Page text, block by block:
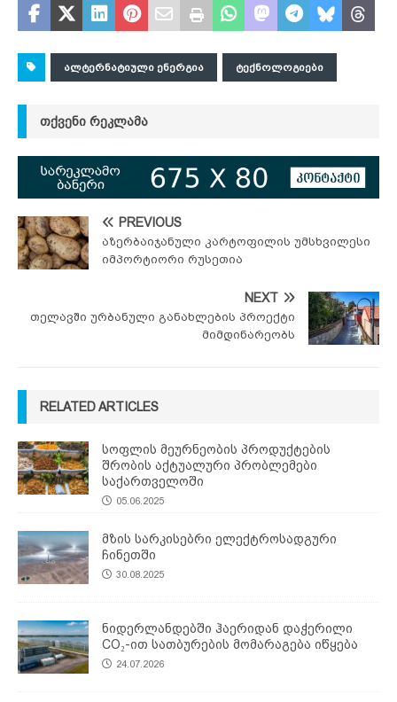
ᲐᲚᲢᲔᲠᲜᲐᲢᲘᲣᲚᲘ ᲔᲜᲔᲠᲒᲘᲐ ᲢᲔᲥᲜᲝᲚᲝᲒᲘᲔᲑᲘ
ᲗᲥᲕᲔᲜᲘ ᲠᲔᲙᲚᲐᲛᲐ
PREVIOUS
აზერბაიჯანული კარტოფილის უმსხვილესი
იმპორტიორი რუსეთია
NEXT
თელავში ურბანული განახლების პროექტი
მიმდინარეობს
RELATED ARTICLES
სოფლის მეურნეობის პროდუქტების
შრობის აქტუალური პრობლემები
საქართველოში
05.06.2025
მზის სარკისებრი ელექტროსადგური
ჩინეთში
30.08.2025
ნიდერლანდებში ჰაერიდან დაჭერილი
CO₂-ით სათბურების მომარაგება იწყება
24.07.2026